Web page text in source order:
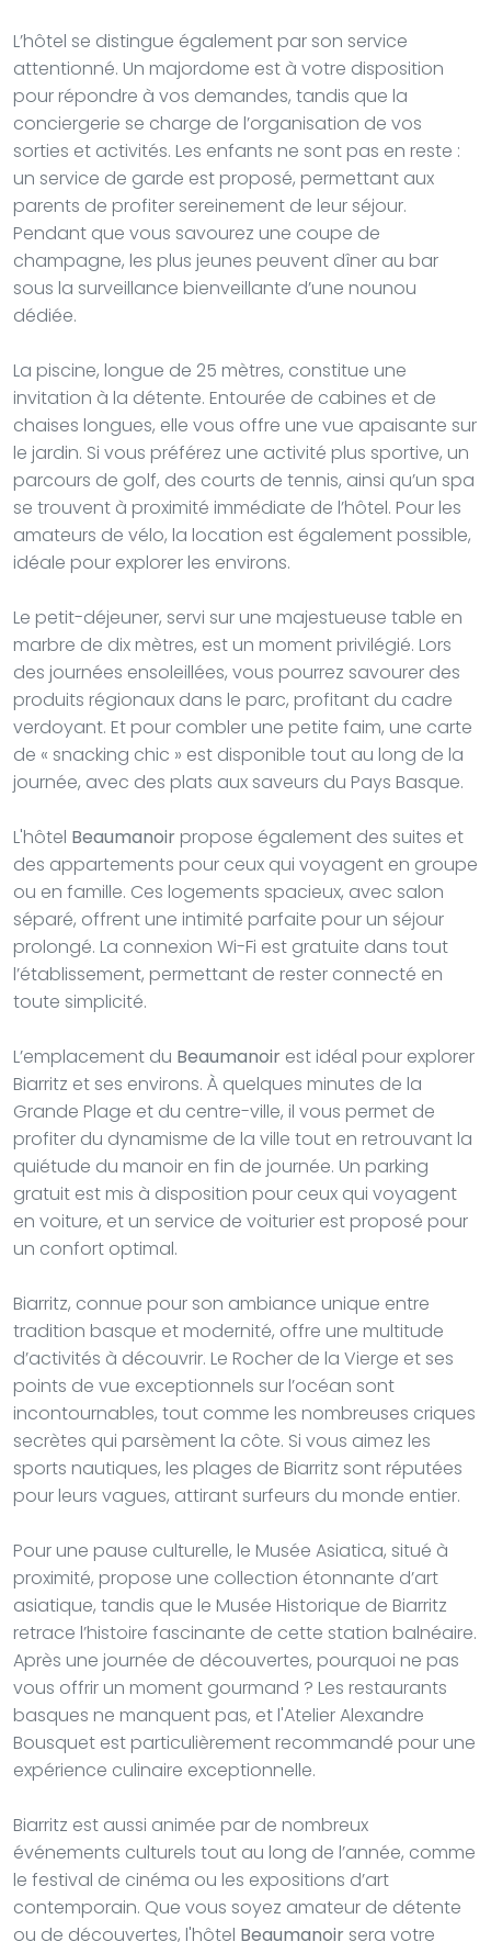
L’hôtel se distingue également par son service
attentionné. Un majordome est à votre disposition
pour répondre à vos demandes, tandis que la
conciergerie se charge de l’organisation de vos
sorties et activités. Les enfants ne sont pas en reste :
un service de garde est proposé, permettant aux
parents de profiter sereinement de leur séjour.
Pendant que vous savourez une coupe de
champagne, les plus jeunes peuvent dîner au bar
sous la surveillance bienveillante d’une nounou
dédiée.
La piscine, longue de 25 mètres, constitue une
invitation à la détente. Entourée de cabines et de
chaises longues, elle vous offre une vue apaisante sur
le jardin. Si vous préférez une activité plus sportive, un
parcours de golf, des courts de tennis, ainsi qu’un spa
se trouvent à proximité immédiate de l’hôtel. Pour les
amateurs de vélo, la location est également possible,
idéale pour explorer les environs.
Le petit-déjeuner, servi sur une majestueuse table en
marbre de dix mètres, est un moment privilégié. Lors
des journées ensoleillées, vous pourrez savourer des
produits régionaux dans le parc, profitant du cadre
verdoyant. Et pour combler une petite faim, une carte
de « snacking chic » est disponible tout au long de la
journée, avec des plats aux saveurs du Pays Basque.
L'hôtel Beaumanoir propose également des suites et
des appartements pour ceux qui voyagent en groupe
ou en famille. Ces logements spacieux, avec salon
séparé, offrent une intimité parfaite pour un séjour
prolongé. La connexion Wi-Fi est gratuite dans tout
l’établissement, permettant de rester connecté en
toute simplicité.
L’emplacement du Beaumanoir est idéal pour explorer
Biarritz et ses environs. À quelques minutes de la
Grande Plage et du centre-ville, il vous permet de
profiter du dynamisme de la ville tout en retrouvant la
quiétude du manoir en fin de journée. Un parking
gratuit est mis à disposition pour ceux qui voyagent
en voiture, et un service de voiturier est proposé pour
un confort optimal.
Biarritz, connue pour son ambiance unique entre
tradition basque et modernité, offre une multitude
d’activités à découvrir. Le Rocher de la Vierge et ses
points de vue exceptionnels sur l’océan sont
incontournables, tout comme les nombreuses criques
secrètes qui parsèment la côte. Si vous aimez les
sports nautiques, les plages de Biarritz sont réputées
pour leurs vagues, attirant surfeurs du monde entier.
Pour une pause culturelle, le Musée Asiatica, situé à
proximité, propose une collection étonnante d’art
asiatique, tandis que le Musée Historique de Biarritz
retrace l’histoire fascinante de cette station balnéaire.
Après une journée de découvertes, pourquoi ne pas
vous offrir un moment gourmand ? Les restaurants
basques ne manquent pas, et l'Atelier Alexandre
Bousquet est particulièrement recommandé pour une
expérience culinaire exceptionnelle.
Biarritz est aussi animée par de nombreux
événements culturels tout au long de l’année, comme
le festival de cinéma ou les expositions d’art
contemporain. Que vous soyez amateur de détente
ou de découvertes, l'hôtel Beaumanoirsera votre